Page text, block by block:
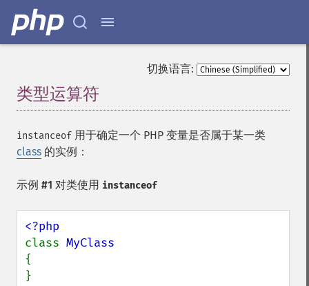
切换语言:
类型运算符
instanceof 用于确定一个 PHP 变量是否属于某一类
class 的实例：
示例 #1 对类使用 instanceof
class
{
}